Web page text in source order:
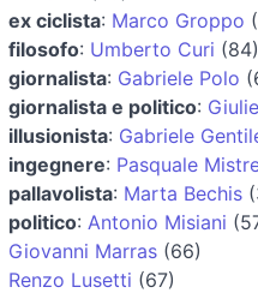
ex ciclista: Marco Groppo
filosofo: Umberto Curi (84)
giornalista: Gabriele Polo
giornalista e politico:
illusionista: Gabriele
ingegnere: Pasquale
pallavolista: Marta Bechis
politico: Antonio Misiani
Giovanni Marras (66)
Renzo Lusetti (67)